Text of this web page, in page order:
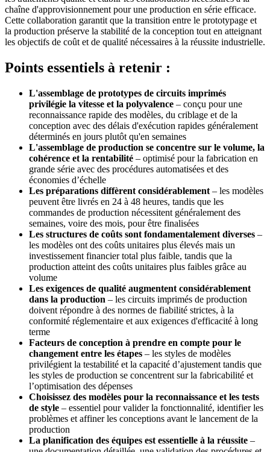
chaîne d'approvisionnement pour une production en série efficace.
Cette collaboration garantit que la transition entre le prototypage et
la production préserve la stabilité de la conception tout en atteignant
les objectifs de coût et de qualité nécessaires à la réussite industrielle.
Points essentiels à retenir :
L'assemblage de prototypes de circuits imprimés
privilégie la vitesse et la polyvalence – conçu pour une
reconnaissance rapide des modèles, du criblage et de la
conception avec des délais d'exécution rapides généralement
déterminés en jours plutôt qu'en semaines
L'assemblage de production se concentre sur le volume, la
cohérence et la rentabilité – optimisé pour la fabrication en
grande série avec des procédures automatisées et des
économies d’échelle
Les préparations diffèrent considérablement – les modèles
peuvent être livrés en 24 à 48 heures, tandis que les
commandes de production nécessitent généralement des
semaines, voire des mois, pour être finalisées
Les structures de coûts sont fondamentalement diverses –
les modèles ont des coûts unitaires plus élevés mais un
investissement financier total plus faible, tandis que la
production atteint des coûts unitaires plus faibles grâce au
volume
Les exigences de qualité augmentent considérablement
dans la production – les circuits imprimés de production
doivent répondre à des normes de fiabilité strictes, à la
conformité réglementaire et aux exigences d'efficacité à long
terme
Facteurs de conception à prendre en compte pour le
changement entre les étapes – les styles de modèles
privilégient la testabilité et la capacité d’ajustement tandis que
les styles de production se concentrent sur la fabricabilité et
l’optimisation des dépenses
Choisissez des modèles pour la reconnaissance et les tests
de style – essentiel pour valider la fonctionnalité, identifier les
problèmes et affiner les conceptions avant le lancement de la
production
La planification des équipes est essentielle à la réussite –